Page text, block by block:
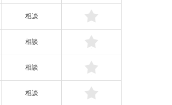
相談
相談
相談
相談